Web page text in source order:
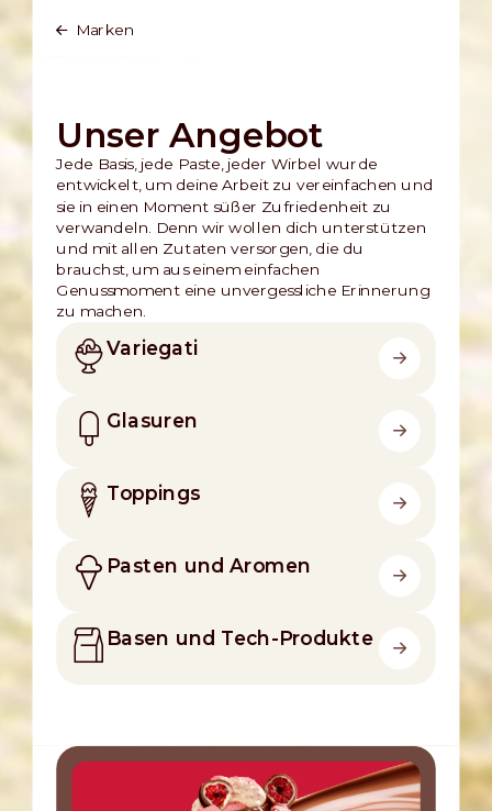
Marken
Unser Angebot
Jede Basis, jede Paste, jeder Wirbel wurde
entwickelt, um deine Arbeit zu vereinfachen und
sie in einen Moment süßer Zufriedenheit zu
verwandeln. Denn wir wollen dich unterstützen
und mit allen Zutaten versorgen, die du
brauchst, um aus einem einfachen
Genussmoment eine unvergessliche Erinnerung
zu machen.
Variegati
Glasuren
Toppings
Pasten und Aromen
Basen und Tech-Produkte